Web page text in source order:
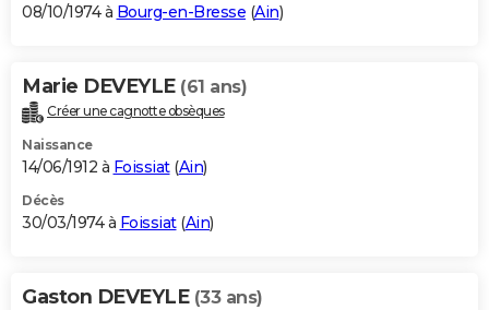
08/10/1974 à Bourg-en-Bresse (Ain)
Marie DEVEYLE (61 ans)
Créer une cagnotte obsèques
Naissance
14/06/1912 à Foissiat(Ain)
Décès
30/03/1974 à Foissiat(Ain)
Gaston DEVEYLE (33 ans)